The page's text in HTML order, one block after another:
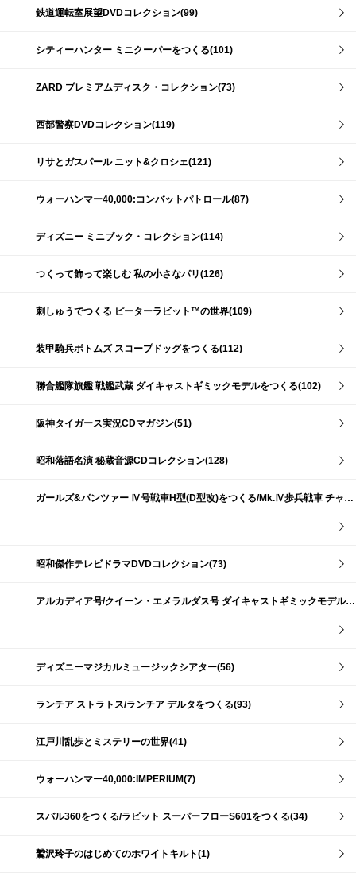
鉄道運転室展望DVDコレクション(99)
シティーハンター ミニクーパーをつくる(101)
ZARD プレミアムディスク・コレクション(73)
西部警察DVDコレクション(119)
リサとガスパール ニット&クロシェ(121)
ウォーハンマー40,000:コンバットパトロール(87)
ディズニー ミニブック・コレクション(114)
つくって飾って楽しむ 私の小さなパリ(126)
刺しゅうでつくる ピーターラビット™の世界(109)
装甲騎兵ボトムズ スコープドッグをつくる(112)
聯合艦隊旗艦 戦艦武蔵 ダイキャストギミックモデルをつくる(102)
阪神タイガース実況CDマガジン(51)
昭和落語名演 秘蔵音源CDコレクション(128)
ガールズ&パンツァー Ⅳ号戦車H型(D型改)をつくる/Mk.Ⅳ歩兵戦車 チャーチルMk.Ⅶをつくる(191)
昭和傑作テレビドラマDVDコレクション(73)
アルカディア号/クイーン・エメラルダス号 ダイキャストギミックモデルをつくる(159)
ディズニーマジカルミュージックシアター(56)
ランチア ストラトス/ランチア デルタをつくる(93)
江戸川乱歩とミステリーの世界(41)
ウォーハンマー40,000:IMPERIUM(7)
スバル360をつくる/ラビット スーパーフローS601をつくる(34)
鷲沢玲子のはじめてのホワイトキルト(1)